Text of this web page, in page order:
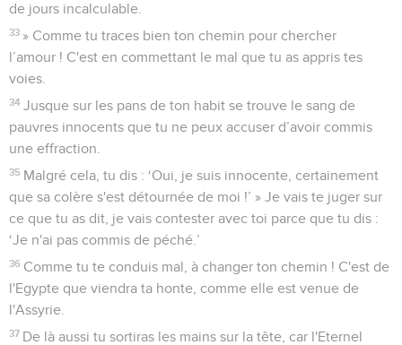
de jours incalculable.
33 » Comme tu traces bien ton chemin pour chercher
l’amour ! C'est en commettant le mal que tu as appris tes
voies.
34 Jusque sur les pans de ton habit se trouve le sang de
pauvres innocents que tu ne peux accuser d’avoir commis
une effraction.
35 Malgré cela, tu dis : ‘Oui, je suis innocente, certainement
que sa colère s'est détournée de moi !’ » Je vais te juger sur
ce que tu as dit, je vais contester avec toi parce que tu dis :
‘Je n'ai pas commis de péché.’
36 Comme tu te conduis mal, à changer ton chemin ! C'est de
l'Egypte que viendra ta honte, comme elle est venue de
l'Assyrie.
37 De là aussi tu sortiras les mains sur la tête, car l'Eternel